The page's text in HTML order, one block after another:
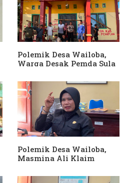
Dituding Jadikan
Bendahara Desa Wailoba
sebagai "ATM Berjalan",
Armin Soamole: Harus
Dibuktikan
Polemik Desa Wailoba,
Warga Desak Pemda Sula
APH Usut Dugaan
Penyimpangan Dana Desa
Polemik Desa Wailoba,
Masmina Ali Klaim
Keterlibatan Ketua PKB